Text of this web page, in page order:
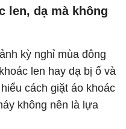
len, dạ mà không
kỳ nghỉ mùa đông
len hay dạ bị ố và
cách giặt áo khoác
không nên là lựa